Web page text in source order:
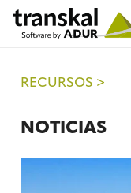
RECURSOS >
NOTICIAS